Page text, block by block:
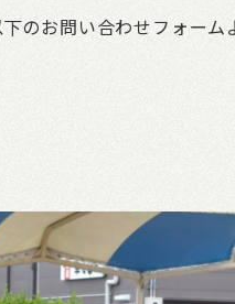
のお問い合わせフォーム